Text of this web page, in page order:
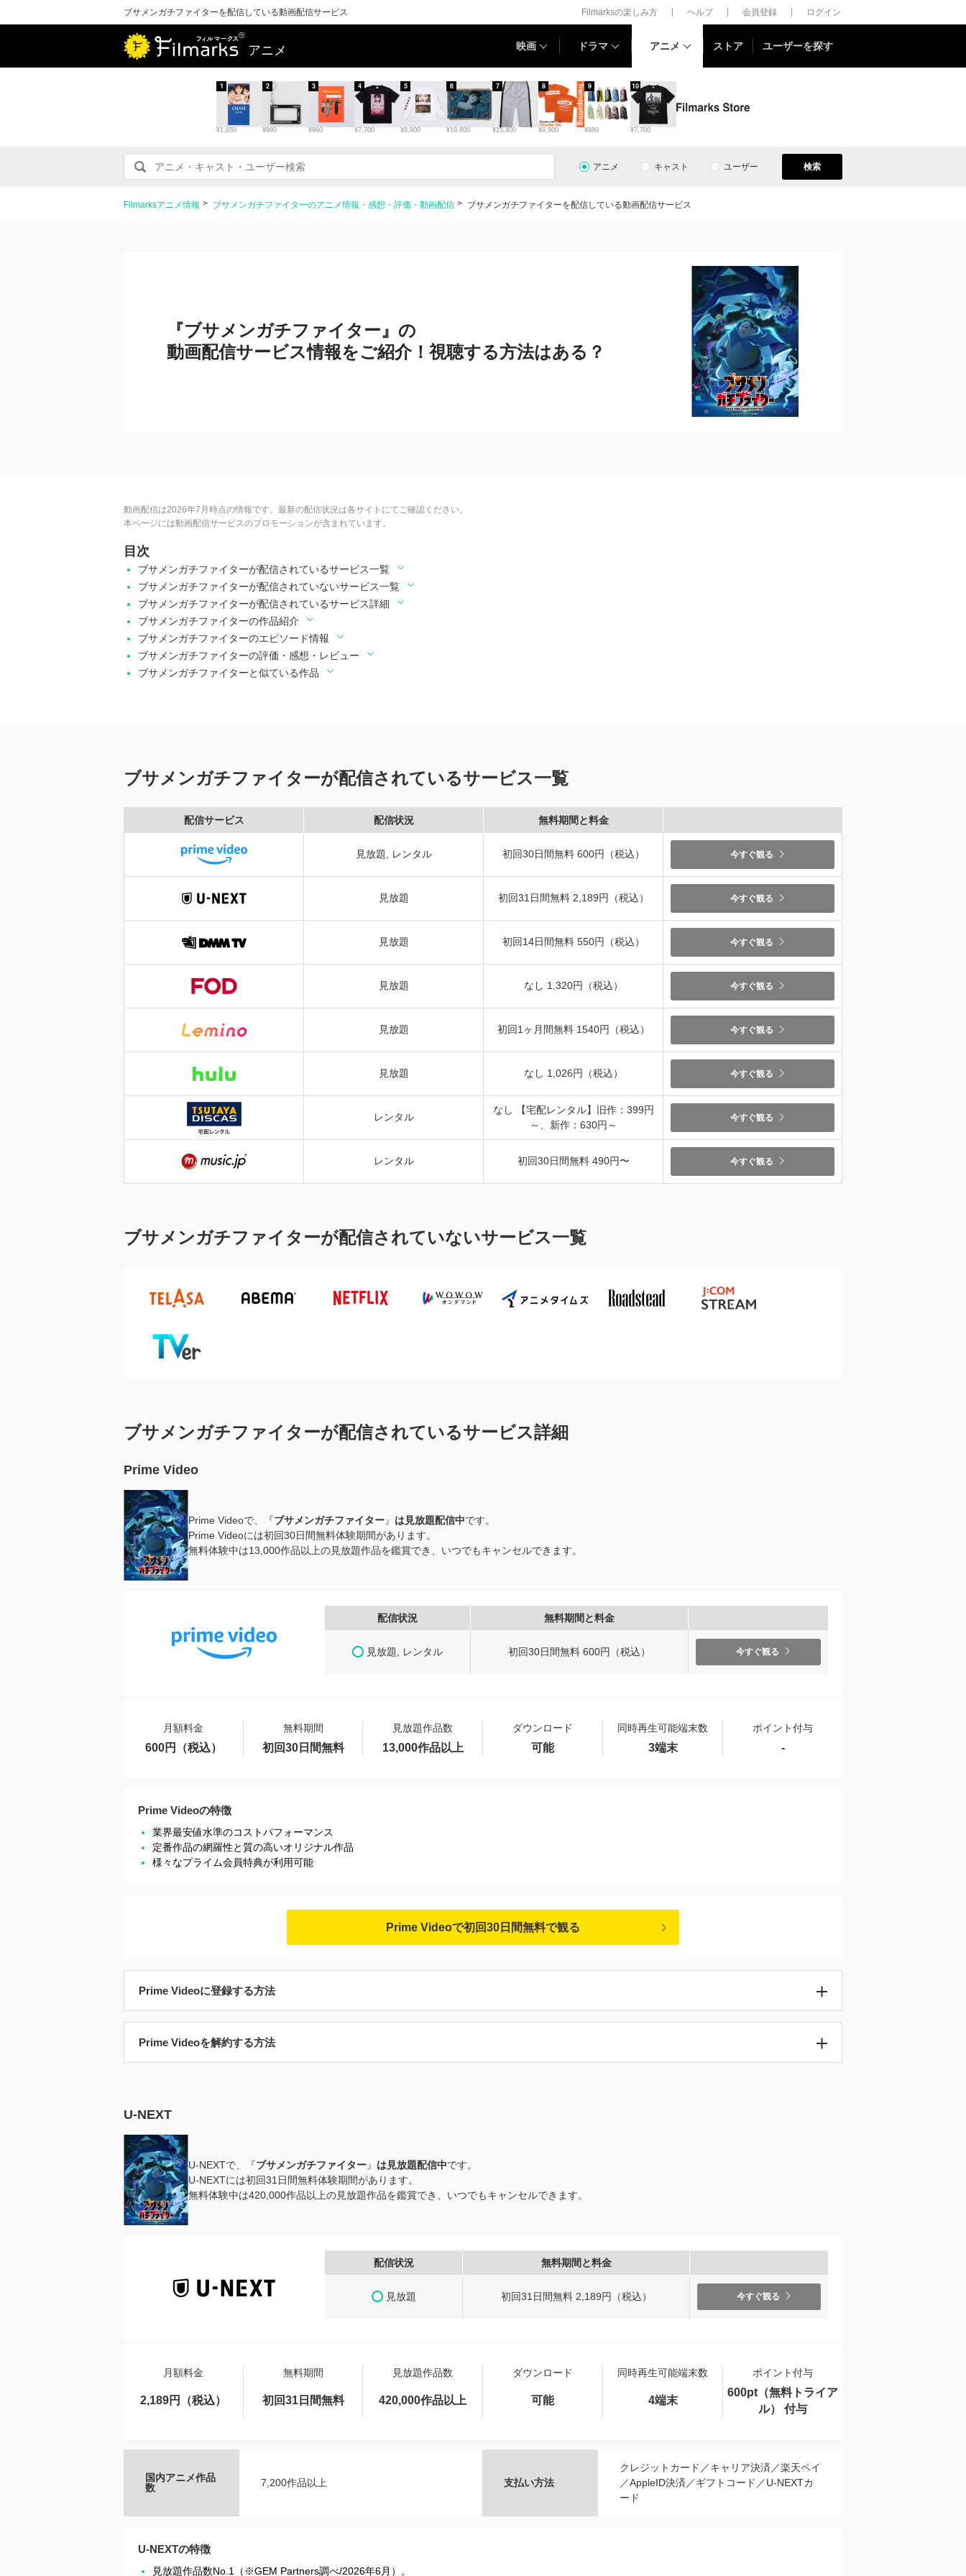
ブサメンガチファイターを配信している動画配信サービス Filmarksの楽しみ方 ヘルプ 会員登録 ログイン
アニメ 映画 ドラマ アニメ ストア ユーザーを探す
¥1,650
1
¥990
2
¥990
3
¥7,700
4
¥8,800
5
¥19,800
6
¥15,400
7
¥9,900
8
¥880
9
¥7,700
10
アニメ キャスト ユーザー 検索
Filmarksアニメ情報 ブサメンガチファイターのアニメ情報・感想・評価・動画配信 ブサメンガチファイターを配信している動画配信サービス
『ブサメンガチファイター』の
動画配信サービス情報をご紹介！視聴する方法はある？
動画配信は2026年7月時点の情報です。最新の配信状況は各サイトにてご確認ください。
本ページには動画配信サービスのプロモーションが含まれています。
目次
ブサメンガチファイターが配信されているサービス一覧
ブサメンガチファイターが配信されていないサービス一覧
ブサメンガチファイターが配信されているサービス詳細
ブサメンガチファイターの作品紹介
ブサメンガチファイターのエピソード情報
ブサメンガチファイターの評価・感想・レビュー
ブサメンガチファイターと似ている作品
ブサメンガチファイターが配信されているサービス一覧
配信サービス 配信状況 無料期間と料金
見放題, レンタル 初回30日間無料 600円（税込） 今すぐ観る
見放題 初回31日間無料 2,189円（税込） 今すぐ観る
見放題 初回14日間無料 550円（税込） 今すぐ観る
見放題 なし 1,320円（税込） 今すぐ観る
見放題 初回1ヶ月間無料 1540円（税込） 今すぐ観る
見放題 なし 1,026円（税込） 今すぐ観る
レンタル
なし 【宅配レンタル】旧作：399円
～、新作：630円～
今すぐ観る
レンタル 初回30日間無料 490円〜 今すぐ観る
ブサメンガチファイターが配信されていないサービス一覧
ブサメンガチファイターが配信されているサービス詳細
Prime Video
Prime Videoで、『ブサメンガチファイター』 は見放題配信中です。
Prime Videoには初回30日間無料体験期間があります。
無料体験中は13,000作品以上の見放題作品を鑑賞でき、いつでもキャンセルできます。
配信状況 無料期間と料金
見放題, レンタル 初回30日間無料 600円（税込） 今すぐ観る
月額料金 無料期間 見放題作品数 ダウンロード 同時再生可能端末数 ポイント付与
600円（税込） 初回30日間無料 13,000作品以上 可能 3端末 -
Prime Videoの特徴
業界最安値水準のコストパフォーマンス
定番作品の網羅性と質の高いオリジナル作品
様々なプライム会員特典が利用可能
Prime Videoで初回30日間無料で観る
Prime Videoに登録する方法
Prime Videoを解約する方法
U-NEXT
U-NEXTで、『ブサメンガチファイター』 は見放題配信中です。
U-NEXTには初回31日間無料体験期間があります。
無料体験中は420,000作品以上の見放題作品を鑑賞でき、いつでもキャンセルできます。
配信状況 無料期間と料金
見放題 初回31日間無料 2,189円（税込） 今すぐ観る
月額料金 無料期間 見放題作品数 ダウンロード 同時再生可能端末数 ポイント付与
2,189円（税込） 初回31日間無料 420,000作品以上 可能 4端末
600pt（無料トライア
ル） 付与
国内アニメ作品
数
7,200作品以上 支払い方法
クレジットカード／キャリア決済／楽天ペイ
／AppleID決済／ギフトコード／U-NEXTカ
ード
U-NEXTの特徴
見放題作品数No.1（※GEM Partners調べ/2026年6⽉）。